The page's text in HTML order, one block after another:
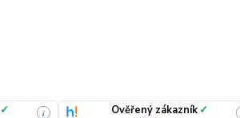
✓
i Ověřený zákazník ✓